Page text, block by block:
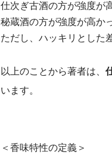
仕次ぎ古酒の方が強度が
秘蔵酒の方が強度が高か
ただし、ハッキリとした
以上のことから著者は、
います。
＜香味特性の定義＞